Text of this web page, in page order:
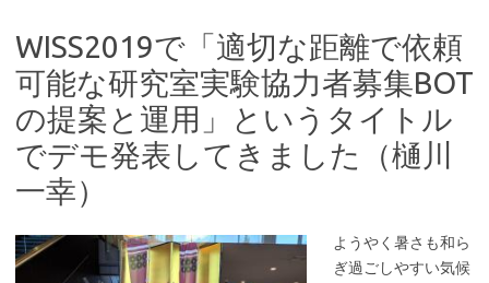
WISS2019で「適切な距離で依頼
可能な研究室実験協力者募集BOT
の提案と運用」というタイトル
でデモ発表してきました（樋川
一幸）
ようやく暑さも和ら
ぎ過ごしやすい気候